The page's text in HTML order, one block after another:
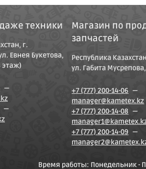
техники
г.
Евнея Букетова,
этаж)
—
—
Магазин по
запчастей
Республика
ул. Габита
+7 (777) 200-14-06 —
manager@kametex.kz
+7 (777) 200-14-08 —
+7 (777) 200-14-09 —
Время работы: Понедельник -